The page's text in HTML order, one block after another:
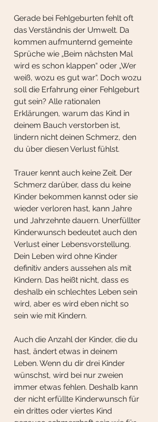
Gerade bei Fehlgeburten fehlt oft
das Verständnis der Umwelt. Da
kommen aufmunternd gemeinte
Sprüche wie „Beim nächsten Mal
wird es schon klappen“ oder „Wer
weiß, wozu es gut war“. Doch wozu
soll die Erfahrung einer Fehlgeburt
gut sein? Alle rationalen
Erklärungen, warum das Kind in
deinem Bauch verstorben ist,
lindern nicht deinen Schmerz, den
du über diesen Verlust fühlst.
Trauer kennt auch keine Zeit. Der
Schmerz darüber, dass du keine
Kinder bekommen kannst oder sie
wieder verloren hast, kann Jahre
und Jahrzehnte dauern. Unerfüllter
Kinderwunsch bedeutet auch den
Verlust einer Lebensvorstellung.
Dein Leben wird ohne Kinder
definitiv anders aussehen als mit
Kindern. Das heißt nicht, dass es
deshalb ein schlechtes Leben sein
wird, aber es wird eben nicht so
sein wie mit Kindern.
Auch die Anzahl der Kinder, die du
hast, ändert etwas in deinem
Leben. Wenn du dir drei Kinder
wünschst, wird bei nur zweien
immer etwas fehlen. Deshalb kann
der nicht erfüllte Kinderwunsch für
ein drittes oder viertes Kind